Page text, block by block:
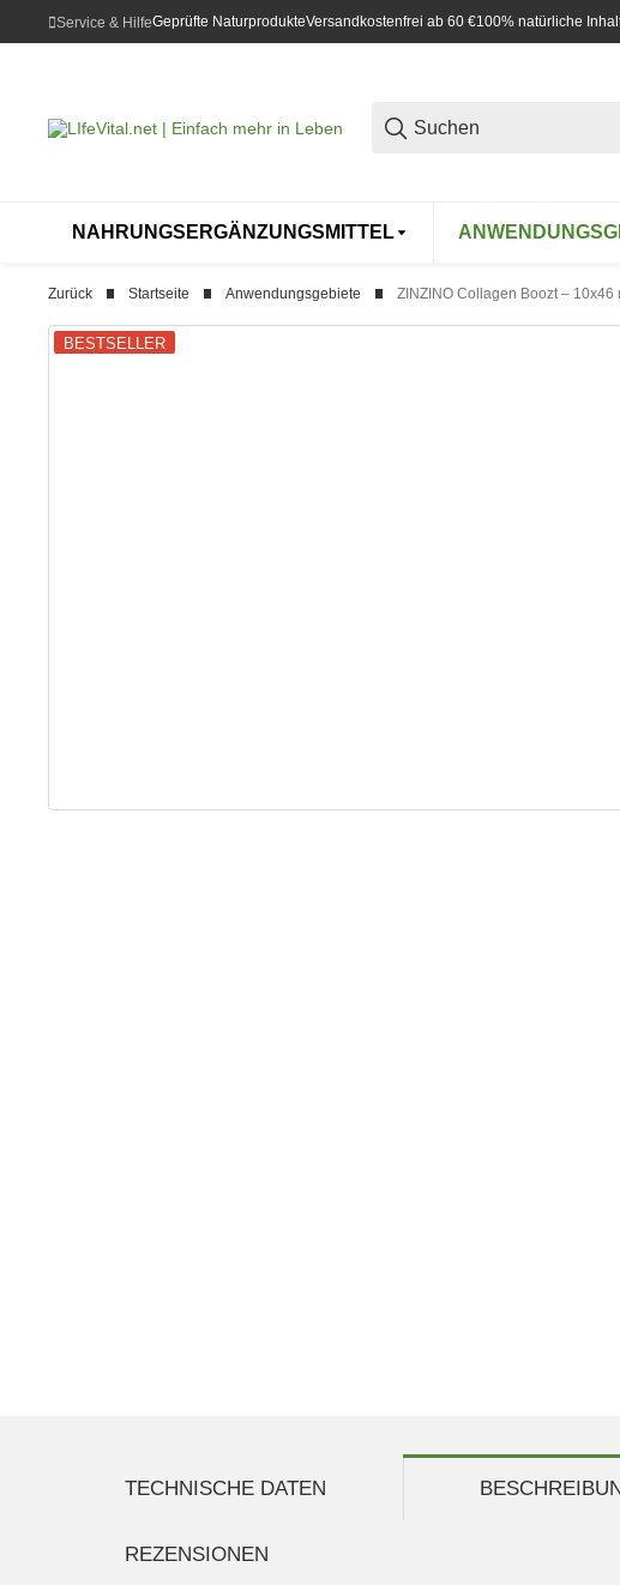
Service & HilfeGeprüfte NaturprodukteVersandkostenfrei ab 60 €100% natürliche
NAHRUNGSERGÄNZUNGSMITTEL
Zurück Startseite Anwendungsgebiete ZINZINO Collagen Boozt –
BESTSELLER
TECHNISCHE DATEN
REZENSIONEN